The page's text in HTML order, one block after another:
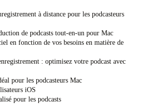
à distance pour les podcasteurs
de podcasts tout-en-un pour Mac
en fonction de vos besoins en matière de
: optimisez votre podcast avec
pour les podcasteurs Mac
iOS
pour les podcasts